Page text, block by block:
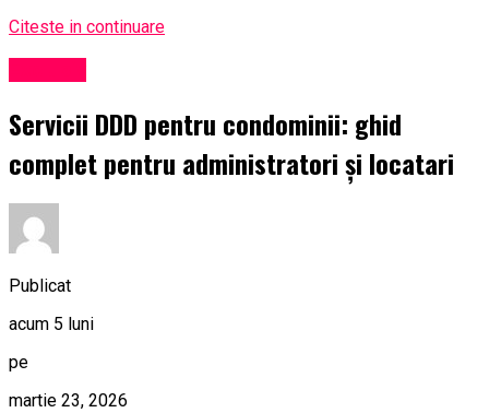
Citeste in continuare
Servicii DDD pentru condominii: ghid
complet pentru administratori și locatari
Publicat
acum 5 luni
pe
martie 23, 2026